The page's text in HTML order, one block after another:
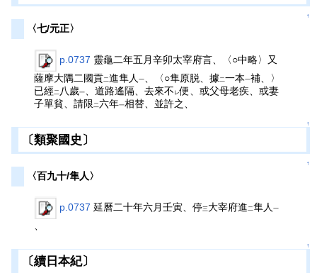
↑
〈七/元正〉
p.0737 靈龜二年五月辛卯太宰府言、〈○中略〉又
薩摩大隅二國貢二進隼人一 、〈○隼原脱、據二一本一補、〉
已經二 八歲一 、道路遙隔、去來不 レ便、或父母老疾、或妻
子單貧、請限二六年一相替、並許之、
↑
〔類聚國史〕
↑
〈百九十/隼人〉
p.0737 延曆二十年六月壬寅、停三大宰府進 二隼人一
↑
〔續日本紀〕